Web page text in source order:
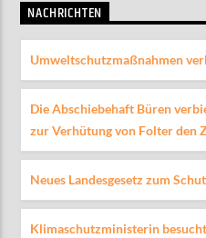
NACHRICHTEN
Umweltschutzmaßnahmen
Die Abschiebehaft Büren
zur Verhütung von Folter den
Neues Landesgesetz zum
Klimaschutzministerin